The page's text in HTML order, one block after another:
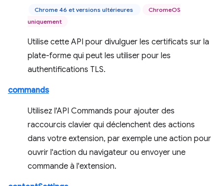
Chrome 46 et versions ultérieures
ChromeOS
uniquement
Utilise cette API pour divulguer les certificats sur la
plate-forme qui peut les utiliser pour les
authentifications TLS.
commands
Utilisez l'API Commands pour ajouter des
raccourcis clavier qui déclenchent des actions
dans votre extension, par exemple une action pour
ouvrir l'action du navigateur ou envoyer une
commande à l'extension.